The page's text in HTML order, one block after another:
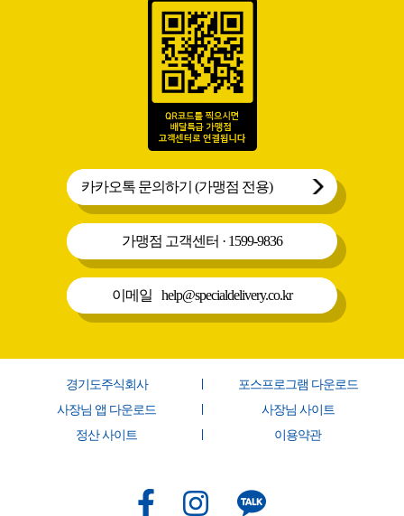
카카오톡 문의하기 (가맹점 전용)
가맹점 고객센터 · 1599-9836
이메일 help@specialdelivery.co.kr
경기도주식회사
포스프로그램 다운로드
사장님 앱 다운로드
사장님 사이트
정산 사이트
이용약관